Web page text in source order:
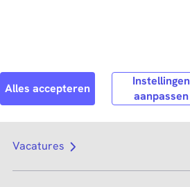
Search
Vacatures